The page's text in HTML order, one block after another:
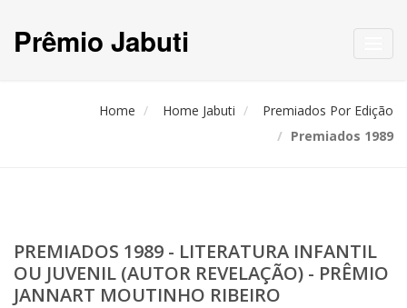
Prêmio Jabuti
Home Home Jabuti
Premiados Por Edição
Premiados 1989
PREMIADOS 1989 - LITERATURA INFANTIL
OU JUVENIL (AUTOR REVELAÇÃO) - PRÊMIO
JANNART MOUTINHO RIBEIRO